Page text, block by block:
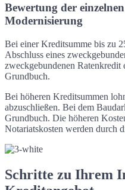
Bewertung der
Modernisierung
Bei einer Kreditsumme bis zu
Abschluss eines
zweckgebundenen
Grundbuch.
Bei höheren Kreditsummen
abzuschließen. Bei dem
Grundbuch. Die höheren
Notariatskosten werden durch
Schritte zu Ihrem